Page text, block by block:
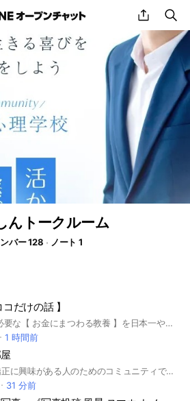
share
んトークルーム
バー 128 ノート 1
コだけの話 】
🏫概要 人生に必要な【 お金にまつわる教養 】を日本一やさしく学べるオープンチャットです 🔰はじめての方へ このチャットは2021年3月から放送をスタートした「ゼロからのお金の学校」シリーズが前身となります。 お金のことを学ぶのに、参加費が必要なのは何か変だな。と思って全てFREEにしています。 たくさん学んで、人生を豊かにしてもらえるのが１番の喜びです！一緒に勉強して成長しましょう♪
1 時間前
歯並び、歯科矯正に興味がある人のためのコミュニティです！矯正に関する疑問を解決し、美しい口元を目指すための情報共有をしましょう✨ #歯科矯正 #審美歯科 ワイヤー矯正 #マウスピース #インビザライン #キレイライン
31 分前